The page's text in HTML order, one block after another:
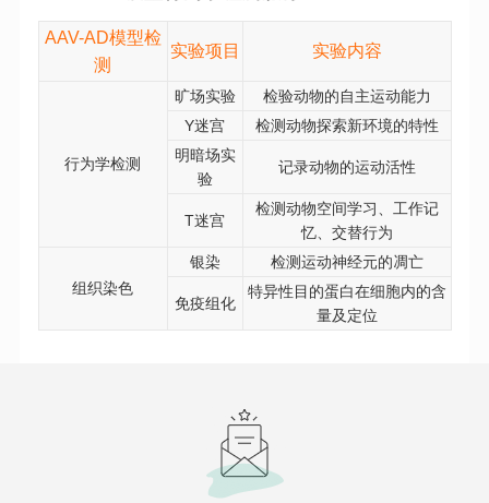
AAV-AD模型检
测
实验项目 实验内容
行为学检测
旷场实验
检验动物的自主运动能力
Y迷宫
检测动物探索新环境的特性
明暗场实
验
记录动物的运动活性
T迷宫
检测动物空间学习、工作记
忆、交替行为
组织染色
银染 检测运动神经元的凋亡
免疫组化
特异性目的蛋白在细胞内的含
量及定位